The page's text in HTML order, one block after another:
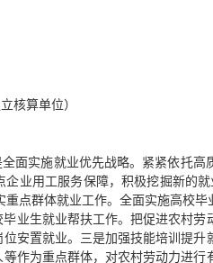
核算单位）
面实施就业优先战略。紧紧依托
业用工服务保障，积极挖掘新的
点群体就业工作。全面实施高校
业生就业帮扶工作。把促进农村
安置就业。三是加强技能培训提
作为重点群体，对农村劳动力进